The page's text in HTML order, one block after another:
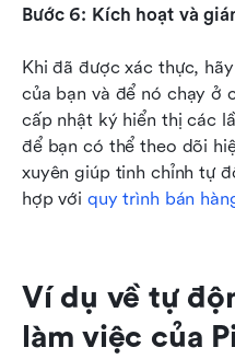
Bước 6: Kích hoạt và
Khi đã được xác thực,
của bạn và để nó chạy ở
cấp nhật ký hiển thị các
để bạn có thể theo dõi
xuyên giúp tinh chỉnh tự
hợp với quy trình bán
Ví dụ về tự
làm việc của